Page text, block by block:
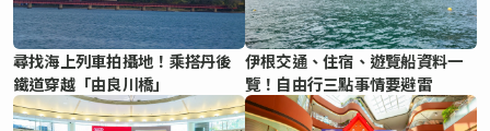
尋找海上列車拍攝地！乘搭丹後
鐵道穿越「由良川橋」
伊根交通、住宿、遊覽船資料一
覽！自由行三點事情要避雷